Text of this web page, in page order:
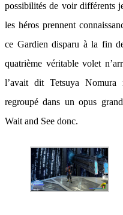
possibilités de voir différents
les héros prennent
ce Gardien disparu à la fin
quatrième véritable volet
l’avait dit Tetsuya Nomura
regroupé dans un opus
Wait and See donc.